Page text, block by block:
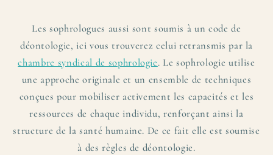
Les sophrologues aussi sont soumis à un code de
déontologie, ici vous trouverez celui retransmis par la
chambre syndical de sophrologie. Le sophrologie utilise
une approche originale et un ensemble de techniques
conçues pour mobiliser activement les capacités et les
ressources de chaque individu, renforçant ainsi la
structure de la santé humaine. De ce fait elle est soumise
à des règles de déontologie.